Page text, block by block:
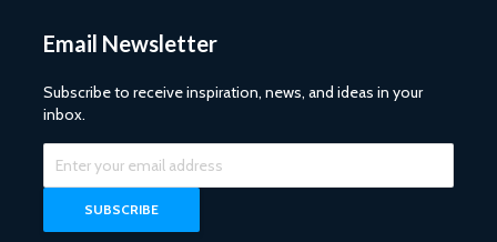
Email Newsletter
Subscribe to receive inspiration, news, and ideas in your
inbox.